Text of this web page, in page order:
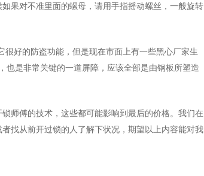
果对不准里面的螺母，请用手指摇动螺丝，一般旋转
好的防盗功能，但是现在市面上有一些黑心厂家生
也是非常关键的一道屏障，应该全部是由钢板所塑造
师傅的技术，这些都可能影响到最后的价格。我们在
找从前开过锁的人了解下状况，期望以上内容能对我